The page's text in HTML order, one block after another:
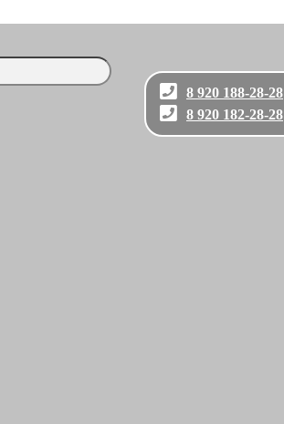
8 920 188-28-28
8 920 182-28-28